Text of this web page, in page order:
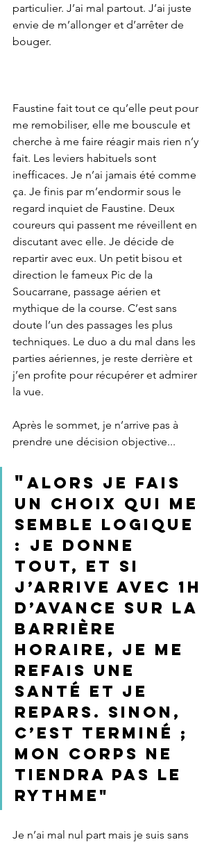
particulier. J’ai mal partout. J’ai juste
envie de m’allonger et d’arrêter de
bouger.
Faustine fait tout ce qu’elle peut pour
me remobiliser, elle me bouscule et
cherche à me faire réagir mais rien n’y
fait. Les leviers habituels sont
inefficaces. Je n’ai jamais été comme
ça. Je finis par m’endormir sous le
regard inquiet de Faustine. Deux
coureurs qui passent me réveillent en
discutant avec elle. Je décide de
repartir avec eux. Un petit bisou et
direction le fameux Pic de la
Soucarrane, passage aérien et
mythique de la course. C’est sans
doute l’un des passages les plus
techniques. Le duo a du mal dans les
parties aériennes, je reste derrière et
j’en profite pour récupérer et admirer
la vue.
Après le sommet, je n’arrive pas à
prendre une décision objective...
" alors je fais
un choix qui me
semble logique
: je donne
tout, et si
j’arrive avec 1h
d’avance sur la
barrière
horaire, je me
refais une
santé et je
repars. Sinon,
c’est terminé ;
mon corps ne
tiendra pas le
rythme"
Je n’ai mal nul part mais je suis sans